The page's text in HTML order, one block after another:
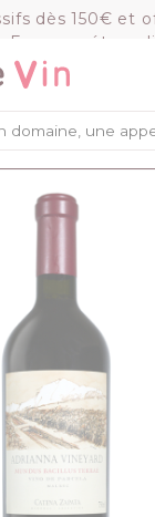
dès 150€ et
France
panier...
cookies